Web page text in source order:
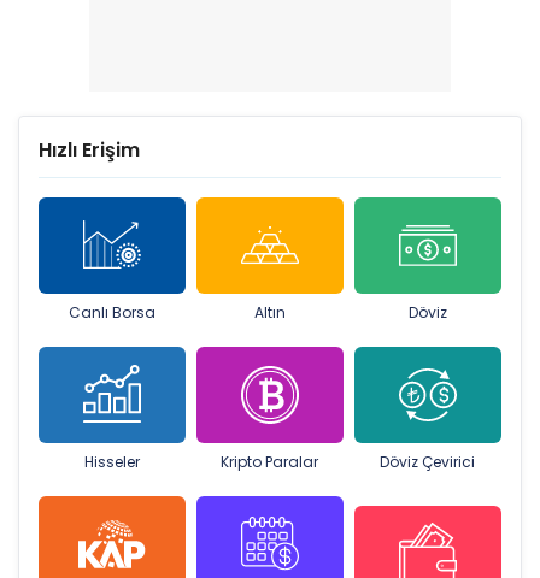
Hızlı Erişim
Canlı Borsa Altın Döviz
Hisseler Kripto Paralar Döviz Çevirici